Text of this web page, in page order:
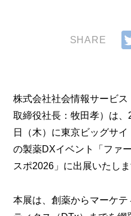
SHARE
株式会社社会情報サービ
取締役社長：牧田孝）は
日（木）に東京ビッグサ
の製薬DXイベント「ファ
スポ2026」に出展いたしま
本展は、創薬からマーケ